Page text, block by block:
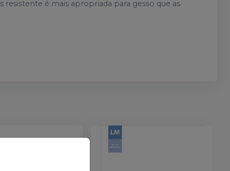
é mais apropriada para gesso que as